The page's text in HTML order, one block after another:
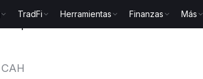
TradFi Herramientas Finanzas Más
CAH